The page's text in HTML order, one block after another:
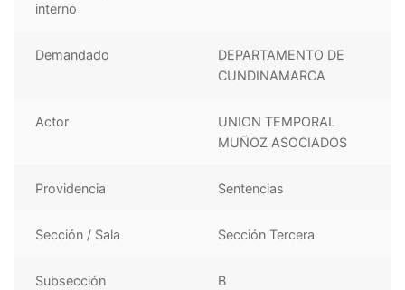
interno
Demandado
DEPARTAMENTO DE
CUNDINAMARCA
Actor
UNION TEMPORAL
MUÑOZ ASOCIADOS
Providencia Sentencias
Sección / Sala Sección Tercera
Subsección B